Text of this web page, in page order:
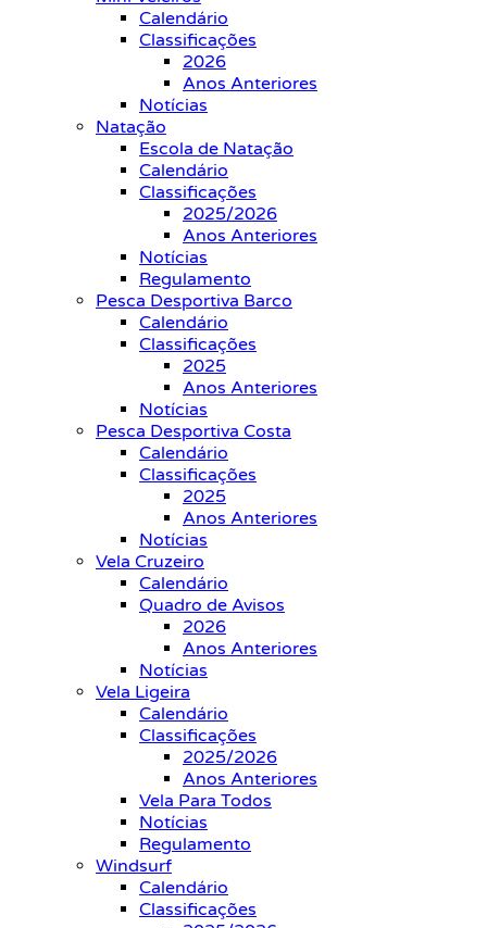
Calendário
Classificações
2026
Anos Anteriores
Notícias
Natação
Escola de Natação
Calendário
Classificações
2025/2026
Anos Anteriores
Notícias
Regulamento
Pesca Desportiva Barco
Calendário
Classificações
2025
Anos Anteriores
Notícias
Pesca Desportiva Costa
Calendário
Classificações
2025
Anos Anteriores
Notícias
Vela Cruzeiro
Calendário
Quadro de Avisos
2026
Anos Anteriores
Notícias
Vela Ligeira
Calendário
Classificações
2025/2026
Anos Anteriores
Vela Para Todos
Notícias
Regulamento
Windsurf
Calendário
Classificações